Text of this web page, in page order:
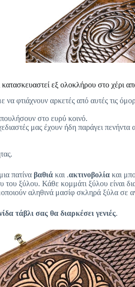
εξ ολοκλήρου στο χέρι
φτιάχνουν αρκετές από αυτές τις
στο ευρύ κοινό.
μας έχουν ήδη παράγει
πατίνα βαθιά και .ακτινοβολία και
ξύλου. Κάθε κομμάτι ξύλου είναι
αληθινά μασίφ σκληρά ξύλα σε
τάβλι σας θα διαρκέσει γενιές.